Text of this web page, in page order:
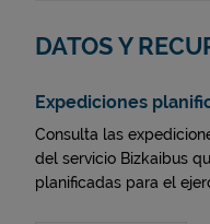
DATOS Y
Expediciones
Consulta las
del servicio Bizkaibus
planificadas para el